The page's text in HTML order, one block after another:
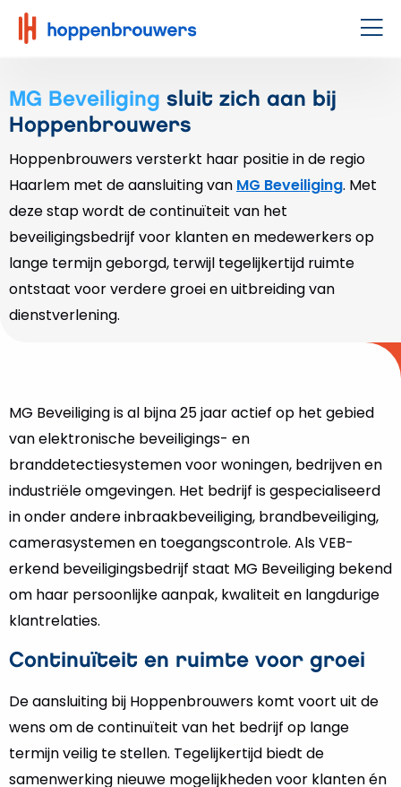
Hoppenbrouwers
|
techniek
leeft
MG Beveiliging sluit zich aan bij
Hoppenbrouwers
Hoppenbrouwers versterkt haar positie in de regio
Haarlem met de aansluiting van MG Beveiliging. Met
deze stap wordt de continuïteit van het
beveiligingsbedrijf voor klanten en medewerkers op
lange termijn geborgd, terwijl tegelijkertijd ruimte
ontstaat voor verdere groei en uitbreiding van
dienstverlening.
MG Beveiliging is al bijna 25 jaar actief op het gebied
van elektronische beveiligings- en
branddetectiesystemen voor woningen, bedrijven en
industriële omgevingen. Het bedrijf is gespecialiseerd
in onder andere inbraakbeveiliging, brandbeveiliging,
camerasystemen en toegangscontrole. Als VEB-
erkend beveiligingsbedrijf staat MG Beveiliging bekend
om haar persoonlijke aanpak, kwaliteit en langdurige
klantrelaties.
Continuïteit en ruimte voor groei
De aansluiting bij Hoppenbrouwers komt voort uit de
wens om de continuïteit van het bedrijf op lange
termijn veilig te stellen. Tegelijkertijd biedt de
samenwerking nieuwe mogelijkheden voor klanten én